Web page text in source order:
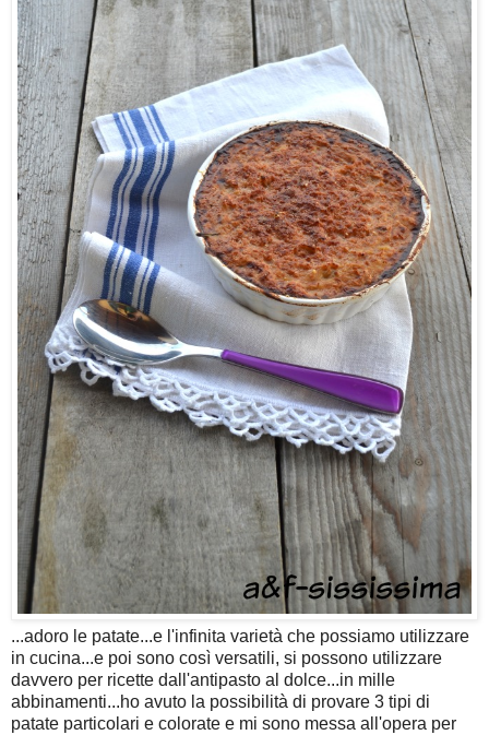
...adoro le patate...e l'infinita varietà che possiamo utilizzare
in cucina...e poi sono così versatili, si possono utilizzare
davvero per ricette dall'antipasto al dolce...in mille
abbinamenti...ho avuto la possibilità di provare 3 tipi di
patate particolari e colorate e mi sono messa all'opera per